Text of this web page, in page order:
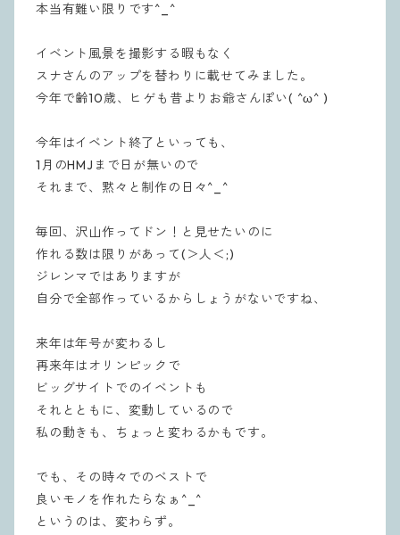
本当有難い限りです^_^
イベント風景を撮影する暇もなく
スナさんのアップを替わりに載せてみました。
今年で齢10歳、ヒゲも昔よりお爺さんぽい( ^ω^ )
今年はイベント終了といっても、
1月のHMJまで日が無いので
それまで、黙々と制作の日々^_^
毎回、沢山作ってドン！と見せたいのに
作れる数は限りがあって(＞人＜;)
ジレンマではありますが
自分で全部作っているからしょうがないですね、
来年は年号が変わるし
再来年はオリンピックで
ビッグサイトでのイベントも
それとともに、変動しているので
私の動きも、ちょっと変わるかもです。
でも、その時々でのベストで
良いモノを作れたらなぁ^_^
というのは、変わらず。